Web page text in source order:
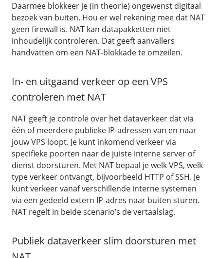
Daarmee blokkeer je (in theorie) ongewenst digitaal
bezoek van buiten. Hou er wel rekening mee dat NAT
geen firewall is. NAT kan datapakketten niet
inhoudelijk controleren. Dat geeft aanvallers
handvatten om een NAT-blokkade te omzeilen.
In- en uitgaand verkeer op een VPS
controleren met NAT
NAT geeft je controle over het dataverkeer dat via
één of meerdere publieke IP-adressen van en naar
jouw VPS loopt. Je kunt inkomend verkeer via
specifieke poorten naar de juiste interne server of
dienst doorsturen. Met NAT bepaal je welk VPS, welk
type verkeer ontvangt, bijvoorbeeld HTTP of SSH. Je
kunt verkeer vanaf verschillende interne systemen
via een gedeeld extern IP-adres naar buiten sturen.
NAT regelt in beide scenario’s de vertaalslag.
Publiek dataverkeer slim doorsturen met